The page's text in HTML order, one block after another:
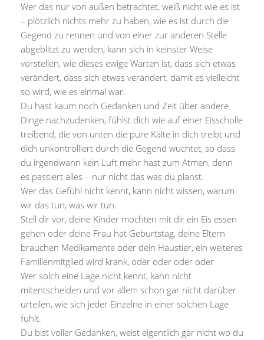
Wer das nur von außen betrachtet, weiß nicht wie es ist
– plötzlich nichts mehr zu haben, wie es ist durch die
Gegend zu rennen und von einer zur anderen Stelle
abgeblitzt zu werden, kann sich in keinster Weise
vorstellen, wie dieses ewige Warten ist, dass sich etwas
verändert, dass sich etwas verändert, damit es vielleicht
so wird, wie es einmal war.
Du hast kaum noch Gedanken und Zeit über andere
Dinge nachzudenken, fühlst dich wie auf einer Eisscholle
treibend, die von unten die pure Kälte in dich treibt und
dich unkontrolliert durch die Gegend wuchtet, so dass
du irgendwann kein Luft mehr hast zum Atmen, denn
es passiert alles – nur nicht das was du planst.
Wer das Gefühl nicht kennt, kann nicht wissen, warum
wir das tun, was wir tun.
Stell dir vor, deine Kinder möchten mit dir ein Eis essen
gehen oder deine Frau hat Geburtstag, deine Eltern
brauchen Medikamente oder dein Haustier, ein weiteres
Familienmitglied wird krank, oder oder oder oder
Wer solch eine Lage nicht kennt, kann nicht
mitentscheiden und vor allem schon gar nicht darüber
urteilen, wie sich jeder Einzelne in einer solchen Lage
fühlt.
Du bist voller Gedanken, weist eigentlich gar nicht wo du